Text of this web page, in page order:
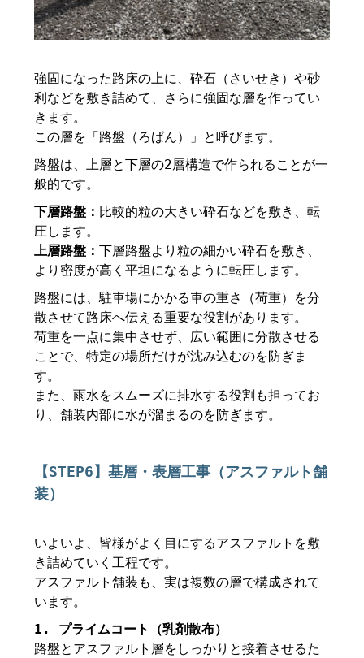
強固になった路床の上に、砕石（さいせき）や砂
利などを敷き詰めて、さらに強固な層を作ってい
きます。
この層を「路盤（ろばん）」と呼びます。
路盤は、上層と下層の2層構造で作られることが一
般的です。
下層路盤： 比較的粒の大きい砕石などを敷き、転
圧します。
上層路盤：下層路盤より粒の細かい砕石を敷き、
より密度が高く平坦になるように転圧します。
路盤には、駐車場にかかる車の重さ（荷重）を分
散させて路床へ伝える重要な役割があります。
荷重を一点に集中させず、広い範囲に分散させる
ことで、特定の場所だけが沈み込むのを防ぎま
す。
また、雨水をスムーズに排水する役割も担ってお
り、舗装内部に水が溜まるのを防ぎます。
【STEP6】基層・表層工事（アスファルト舗
装）
いよいよ、皆様がよく目にするアスファルトを敷
き詰めていく工程です。
アスファルト舗装も、実は複数の層で構成されて
います。
1. プライムコート（乳剤散布）
路盤とアスファルト層をしっかりと接着させるた